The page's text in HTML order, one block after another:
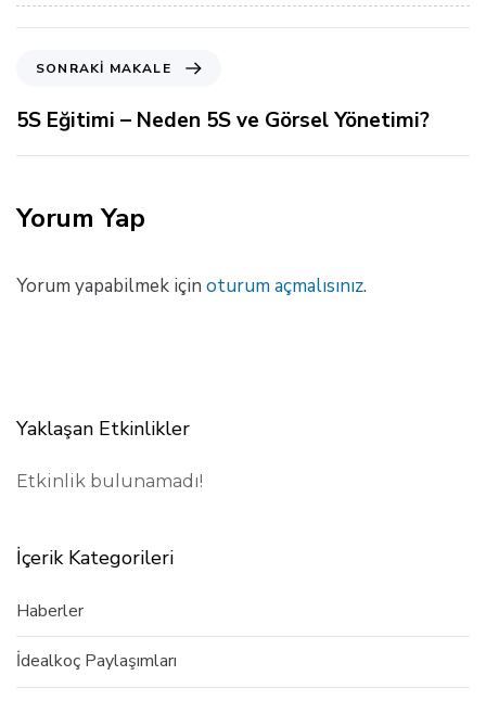
n
r
a
i
M
k
SONRAKI MAKALE
5S Eğitimi – Neden 5S ve Görsel Yönetimi?
Yorum Yap
Yorum yapabilmek için oturum açmalısınız.
Yaklaşan Etkinlikler
Etkinlik bulunamadı!
İçerik Kategorileri
Haberler
İdealkoç Paylaşımları